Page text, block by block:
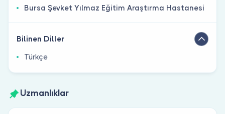
Bursa Şevket Yılmaz Eğitim Araştırma Hastanesi
Bilinen Diller
Türkçe
Uzmanlıklar